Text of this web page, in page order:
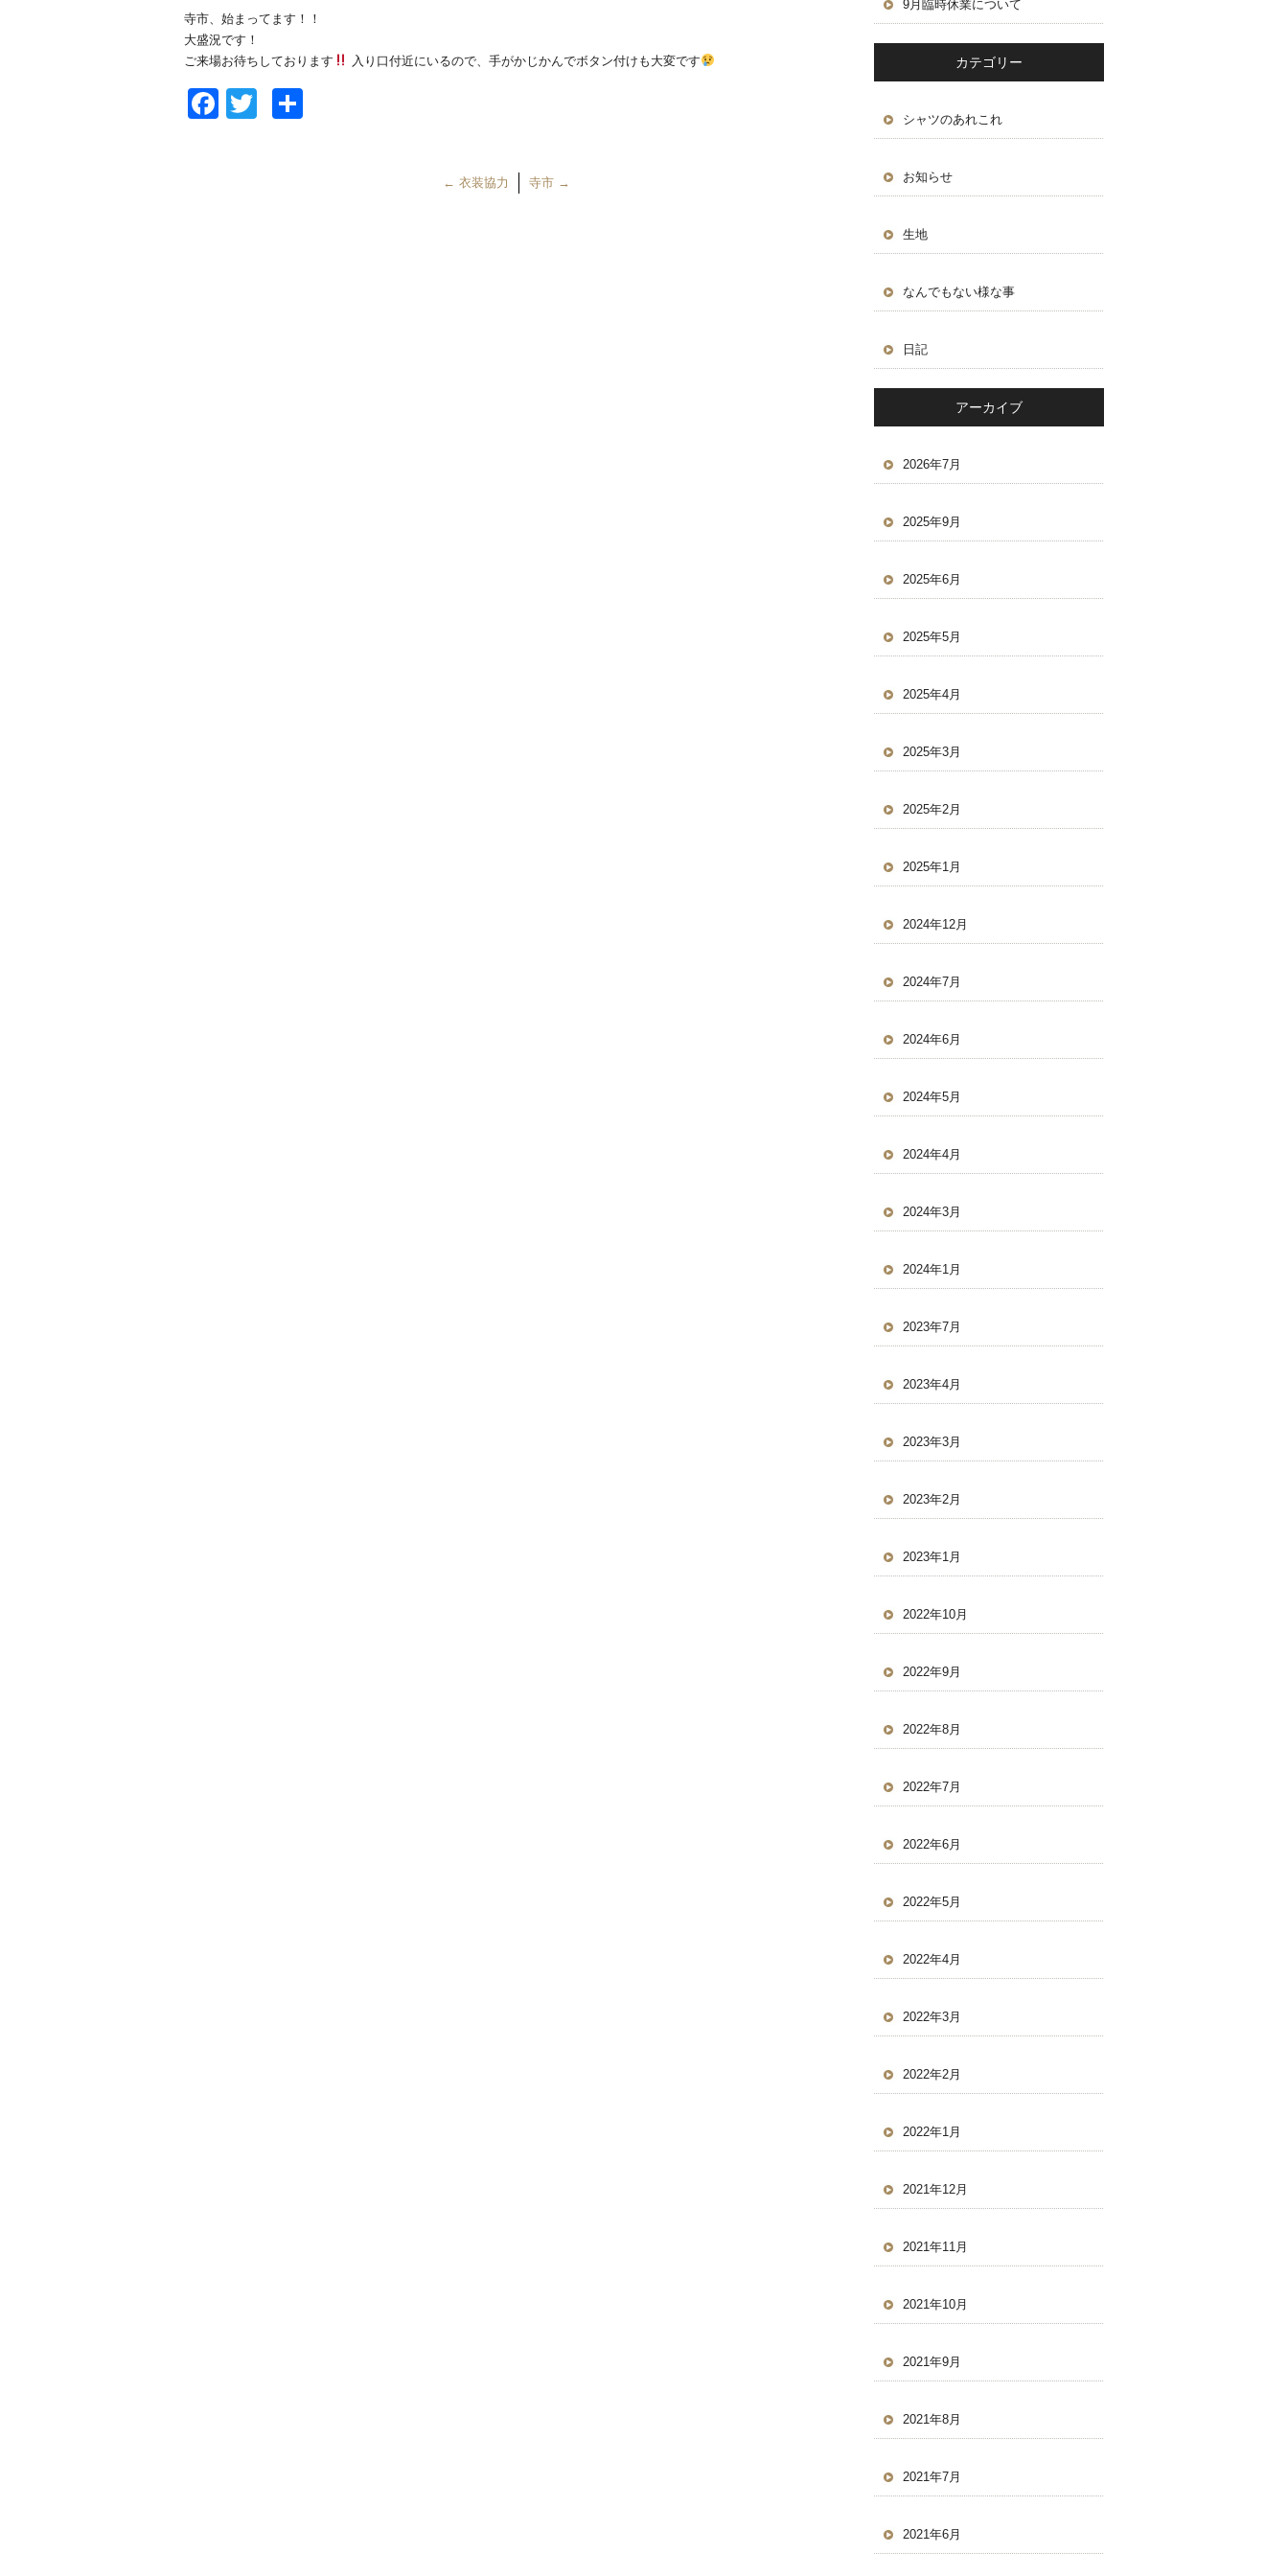
寺市、始まってます！！
大盛況です！
ご来場お待ちしております
入り口付近にいるので、手がかじかんでボタン付けも大変です
Facebook
Twitter
← 衣装協力 寺市 →
9月臨時休業について
カテゴリー
シャツのあれこれ
お知らせ
生地
なんでもない様な事
日記
アーカイブ
2026年7月
2025年9月
2025年6月
2025年5月
2025年4月
2025年3月
2025年2月
2025年1月
2024年12月
2024年7月
2024年6月
2024年5月
2024年4月
2024年3月
2024年1月
2023年7月
2023年4月
2023年3月
2023年2月
2023年1月
2022年10月
2022年9月
2022年8月
2022年7月
2022年6月
2022年5月
2022年4月
2022年3月
2022年2月
2022年1月
2021年12月
2021年11月
2021年10月
2021年9月
2021年8月
2021年7月
2021年6月